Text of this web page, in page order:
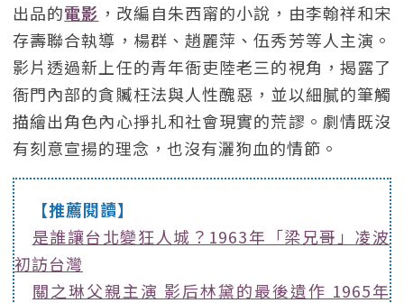
出品的電影 ，改編自朱西甯的小說，由李翰祥和宋
存壽聯合執導，楊群、趙麗萍、伍秀芳等人主演。
影片透過新上任的青年衙吏陸老三的視角，揭露了
衙門內部的貪贓枉法與人性醜惡，並以細膩的筆觸
描繪出角色內心掙扎和社會現實的荒謬。劇情既沒
有刻意宣揚的理念，也沒有灑狗血的情節。
【推薦閱讀】
是誰讓台北變狂人城？1963年「梁兄哥」凌波
初訪台灣
關之琳父親主演 影后林黛的最後遺作 1965年